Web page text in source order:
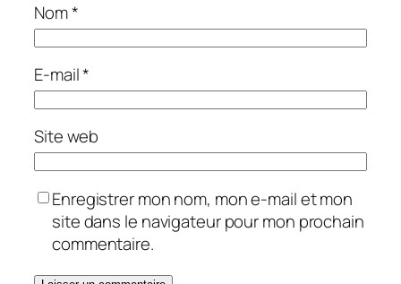
Nom*
E-mail*
Site web
Enregistrer mon nom, mon e-mail et mon
site dans le navigateur pour mon prochain
commentaire.